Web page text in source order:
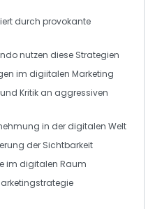
durch provokante
nutzen diese Strategien
im digiitalen Marketing
und Kritik an aggressiven
in der digitalen Welt
der Sichtbarkeit
im digitalen Raum